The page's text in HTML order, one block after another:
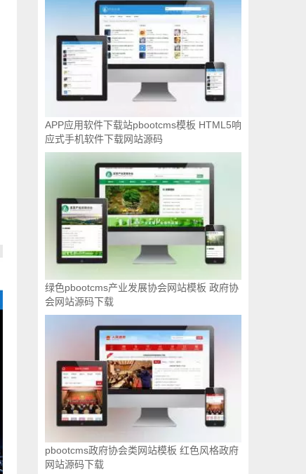
APP应用软件下载站pbootcms模板 HTML5响
应式手机软件下载网站源码
绿色pbootcms产业发展协会网站模板 政府协
会网站源码下载
pbootcms政府协会类网站模板 红色风格政府
网站源码下载